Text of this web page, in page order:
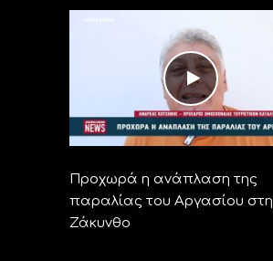
Προχωρά η ανάπλαση της
παραλίας του Αργασίου στη
Ζάκυνθο